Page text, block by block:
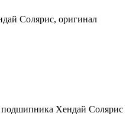
Солярис, оригинал
подшипника Хендай Солярис